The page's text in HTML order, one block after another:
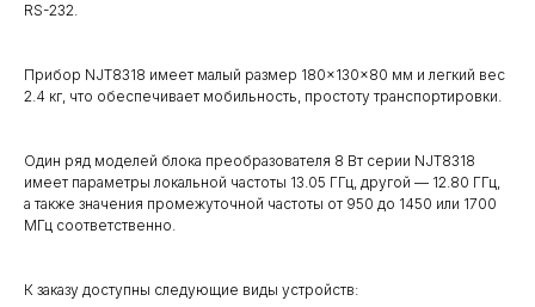
RS-232.
Прибор NJT8318 имеет малый размер 180×130×80 мм и легкий вес
2.4 кг, что обеспечивает мобильность, простоту транспортировки.
Один ряд моделей блока преобразователя 8 Вт серии NJT8318
имеет параметры локальной частоты 13.05 ГГц, другой — 12.80 ГГц,
а также значения промежуточной частоты от 950 до 1450 или 1700
МГц соответственно.
К заказу доступны следующие виды устройств: